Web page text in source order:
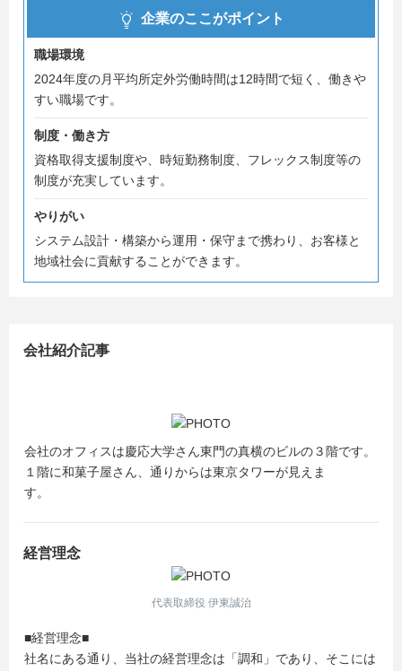
◆IT業界で働きたい！
◆文系だけどチャレンジしたい！
◆ボランティア活動やSDGsに興味がある！
◆仕事人間ではなく人間力を付けていきたい！！
◆アットホームな会社で働きたい！
◆選考に進んで採用担当者と話してみたい！
◆内定は持っているけどなんとなくしっくりこない！
上記にひとつでも当てはまる方は
当社へのエントリーをお願いいたします。
企業のここがポイント
職場環境
2024年度の月平均所定外労働時間は12時間で短く、働きや
すい職場です。
制度・働き方
資格取得支援制度や、時短勤務制度、フレックス制度等の
制度が充実しています。
やりがい
システム設計・構築から運用・保守まで携わり、お客様と
地域社会に貢献することができます。
会社紹介記事
会社のオフィスは慶応大学さん東門の真横のビルの３階です。
１階に和菓子屋さん、通りからは東京タワーが見えま
す。
経営理念
代表取締役 伊東誠治
■経営理念■
社名にある通り、当社の経営理念は「調和」であり、そこには